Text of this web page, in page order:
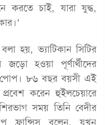
চাই, যারা যুদ্ধ,
হয়, ভ্যাটিকান সিটির
জড়ো হওয়া পূর্ণার্থীদের
পোপ। ৮৬ বছর বয়সী এই
করেন হুইলচেয়ারে
সময় তিনি বেদীর
ফ্রান্সিস বলেন, যখন